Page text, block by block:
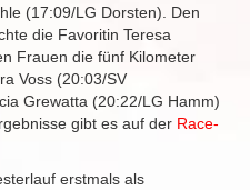
(17:09/LG Dorsten). Den
die Favoritin Teresa
Frauen die fünf Kilometer
Voss (20:03/SV
Grewatta (20:22/LG Hamm)
gibt es auf der Race-
erstmals als